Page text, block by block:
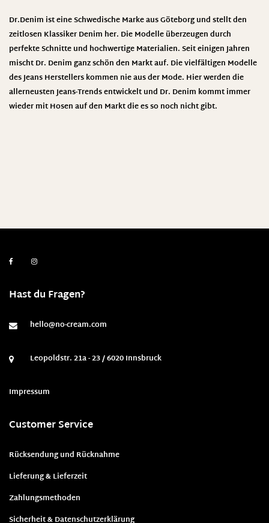
Dr.Denim ist eine Schwedische Marke aus Göteborg und stellt den
zeitlosen Klassiker Denim her. Die Modelle überzeugen durch
perfekte Schnitte und hochwertige Materialien. Seit einigen Jahren
mischt Dr. Denim ganz schön den Markt auf. Die vielfältigen Modelle
des Jeans Herstellers kommen nie aus der Mode. Hier werden die
allerneusten Jeans-Trends entwickelt und Dr. Denim kommt immer
wieder mit Hosen auf den Markt die es so noch nicht gibt.
Hast du Fragen?
hello@no-cream.com
Leopoldstr. 21a - 23 / 6020 Innsbruck
Impressum
Customer Service
Rücksendung und Rücknahme
Lieferung & Lieferzeit
Zahlungsmethoden
Sicherheit & Datenschutzerklärung